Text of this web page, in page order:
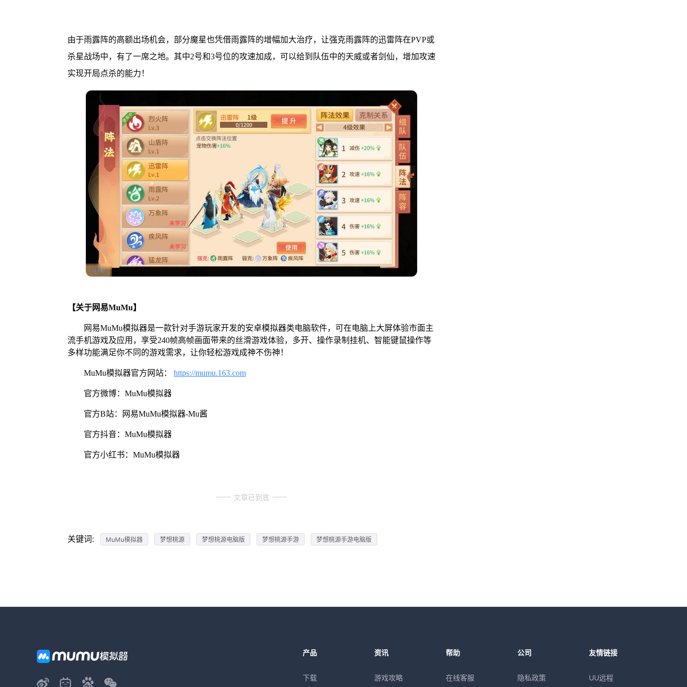
由于雨露阵的高额出场机会，部分魔星也凭借雨露阵的增幅加大治疗，让强克雨露阵的迅雷阵在PVP或
杀星战场中，有了一席之地。其中2号和3号位的攻速加成，可以给到队伍中的天威或者剑仙，增加攻速
实现开局点杀的能力！
【关于网易MuMu】
网易MuMu模拟器是一款针对手游玩家开发的安卓模拟器类电脑软件，可在电脑上大屏体验市面主
流手机游戏及应用，享受240帧高帧画面带来的丝滑游戏体验，多开、操作录制挂机、智能键鼠操作等
多样功能满足你不同的游戏需求，让你轻松游戏成神不伤神！
MuMu模拟器官方网站： https://mumu.163.com
官方微博：MuMu模拟器
官方B站：网易MuMu模拟器-Mu酱
官方抖音：MuMu模拟器
官方小红书：MuMu模拟器
文章已到底
关键词: MuMu模拟器 梦想桃源 梦想桃源电脑版 梦想桃源手游 梦想桃源手游电脑版
产品
下载
资讯
游戏攻略
帮助
在线客服
公司
隐私政策
友情链接
UU远程